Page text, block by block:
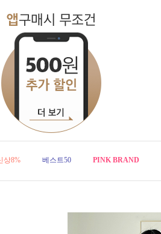
상8% 베스트50 PINK BRAND